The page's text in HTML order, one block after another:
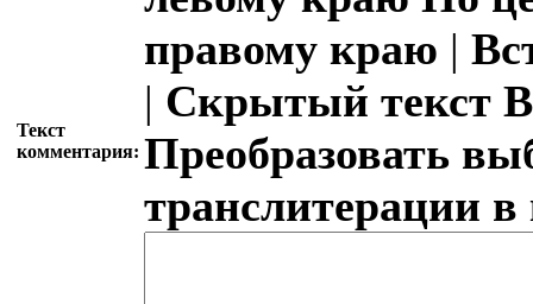
Текст
комментария:
правому краю |
| Скрытый текст
Преобразовать
транслитерации